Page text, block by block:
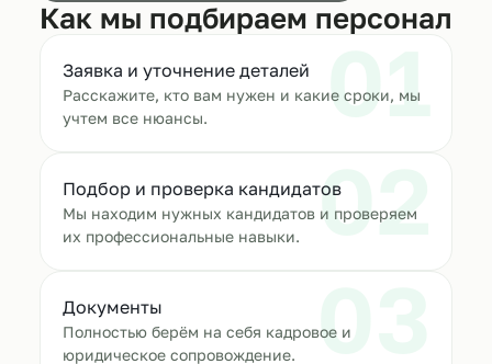
Как мы подбираем персонал
01
Заявка и уточнение деталей
Расскажите, кто вам нужен и какие сроки, мы
учтем все нюансы.
02
Подбор и проверка кандидатов
Мы находим нужных кандидатов и проверяем
их профессиональные навыки.
03
Документы
Полностью берём на себя кадровое и
юридическое сопровождение.